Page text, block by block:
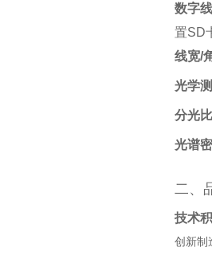
数字
置SD
线宽/
光学
分光
光谱
二、
技术
创新制